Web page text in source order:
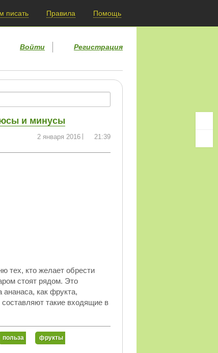
писать Правила Помощь
Войти Регистрация
и минусы
2 января 2016 21:39
тех, кто желает обрести
стоят рядом. Это
как фрукта,
такие входящие в
польза фрукты